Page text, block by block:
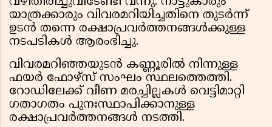
യാത്രക്കാരും വിവരമറിയിച്ചതിനെ തുടർന്ന്
ഉടൻ തന്നെ രക്ഷാപ്രവർത്തനങ്ങൾക്കുള്ള
നടപടികൾ ആരംഭിച്ചു.
വിവരമറിഞ്ഞയുടൻ കണ്ണൂരിൽ നിന്നുള്ള
ഫയർ ഫോഴ്സ് സംഘം സ്ഥലത്തെത്തി.
റോഡിലേക്ക് വീണ മരച്ചില്ലകൾ വെട്ടിമാറ്റി
ഗതാഗതം പുനഃസ്ഥാപിക്കാനുള്ള
രക്ഷാപ്രവർത്തനങ്ങൾ നടത്തി.